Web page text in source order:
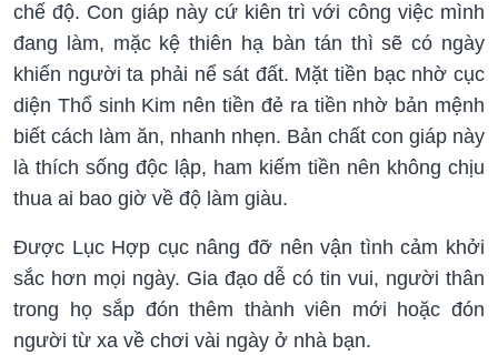
chế độ. Con giáp này cứ kiên trì với công việc mình
đang làm, mặc kệ thiên hạ bàn tán thì sẽ có ngày
khiến người ta phải nể sát đất. Mặt tiền bạc nhờ cục
diện Thổ sinh Kim nên tiền đẻ ra tiền nhờ bản mệnh
biết cách làm ăn, nhanh nhẹn. Bản chất con giáp này
là thích sống độc lập, ham kiếm tiền nên không chịu
thua ai bao giờ về độ làm giàu.
Được Lục Hợp cục nâng đỡ nên vận tình cảm khởi
sắc hơn mọi ngày. Gia đạo dễ có tin vui, người thân
trong họ sắp đón thêm thành viên mới hoặc đón
người từ xa về chơi vài ngày ở nhà bạn.